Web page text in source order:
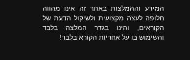
המידע וההמלצות באתר זה אינו מהווה
חלופה לעצה מקצועית ולשיקול הדעת של
הקוראים, והינו בגדר המלצה בלבד
והשימוש בו על אחריות הקורא בלבד!